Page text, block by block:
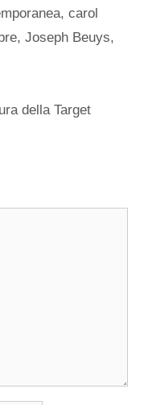
,carol
, Joseph Beuys,
della Target